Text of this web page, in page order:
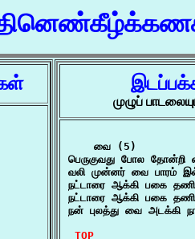
முழுப்
    வை (5)
பெருகுவது போல
வலி முன்னர் வை பாரம்
நட்டாரை ஆக்கி பகை
நட்டாரை ஆக்கி பகை
நன் புலத்து வை அடக்கி
TOP